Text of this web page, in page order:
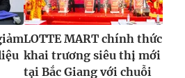
LOTTE MART chính thức
khai trương siêu thị mới
tại Bắc Giang với chuỗi